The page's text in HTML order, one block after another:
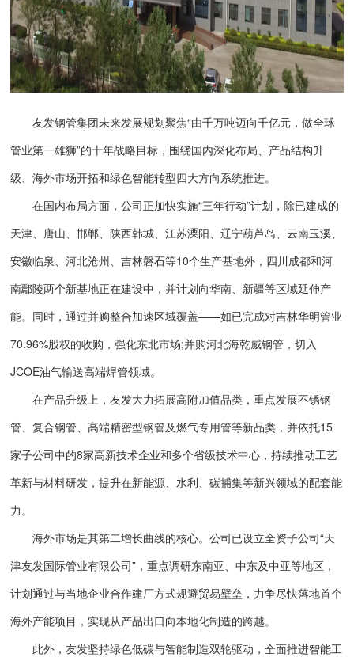
友发钢管集团未来发展规划聚焦“由千万吨迈向千亿元，做全球
管业第一雄狮”的十年战略目标，围绕国内深化布局、产品结构升
级、海外市场开拓和绿色智能转型四大方向系统推进。
在国内布局方面，公司正加快实施“三年行动”计划，除已建成的
天津、唐山、邯郸、陕西韩城、江苏溧阳、辽宁葫芦岛、云南玉溪、
安徽临泉、河北沧州、吉林磐石等10个生产基地外，四川成都和河
南鄢陵两个新基地正在建设中，并计划向华南、新疆等区域延伸产
能。同时，通过并购整合加速区域覆盖——如已完成对吉林华明管业
70.96%股权的收购，强化东北市场;并购河北海乾威钢管，切入
JCOE油气输送高端焊管领域。
在产品升级上，友发大力拓展高附加值品类，重点发展不锈钢
管、复合钢管、高端精密型钢管及燃气专用管等新品类，并依托15
家子公司中的8家高新技术企业和多个省级技术中心，持续推动工艺
革新与材料研发，提升在新能源、水利、碳捕集等新兴领域的配套能
力。
海外市场是其第二增长曲线的核心。公司已设立全资子公司“天
津友发国际管业有限公司”，重点调研东南亚、中东及中亚等地区，
计划通过与当地企业合作建厂方式规避贸易壁垒，力争尽快落地首个
海外产能项目，实现从产品出口向本地化制造的跨越。
此外，友发坚持绿色低碳与智能制造双轮驱动，全面推进智能工